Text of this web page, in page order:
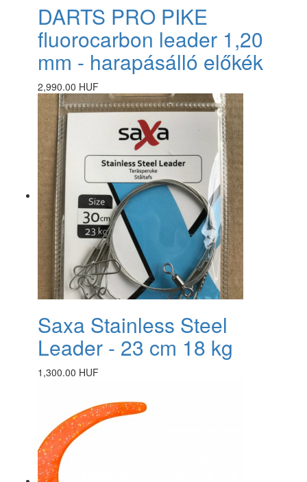
DARTS PRO PIKE
fluorocarbon leader 1,20
mm - harapásálló előkék
2,990.00 HUF
Saxa Stainless Steel
Leader - 23 cm 18 kg
1,300.00 HUF